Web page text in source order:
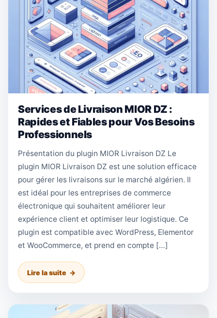
Services de Livraison MIOR DZ :
Rapides et Fiables pour Vos Besoins
Professionnels
Présentation du plugin MIOR Livraison DZ Le
plugin MIOR Livraison DZ est une solution efficace
pour gérer les livraisons sur le marché algérien. Il
est idéal pour les entreprises de commerce
électronique qui souhaitent améliorer leur
expérience client et optimiser leur logistique. Ce
plugin est compatible avec WordPress, Elementor
et WooCommerce, et prend en compte […]
Lire la suite